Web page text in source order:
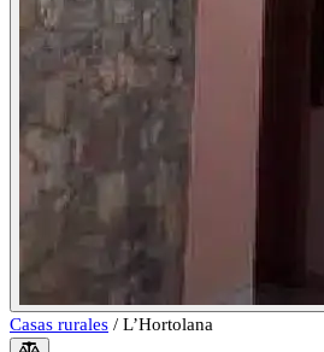
Casas rurales / L’Hortolana